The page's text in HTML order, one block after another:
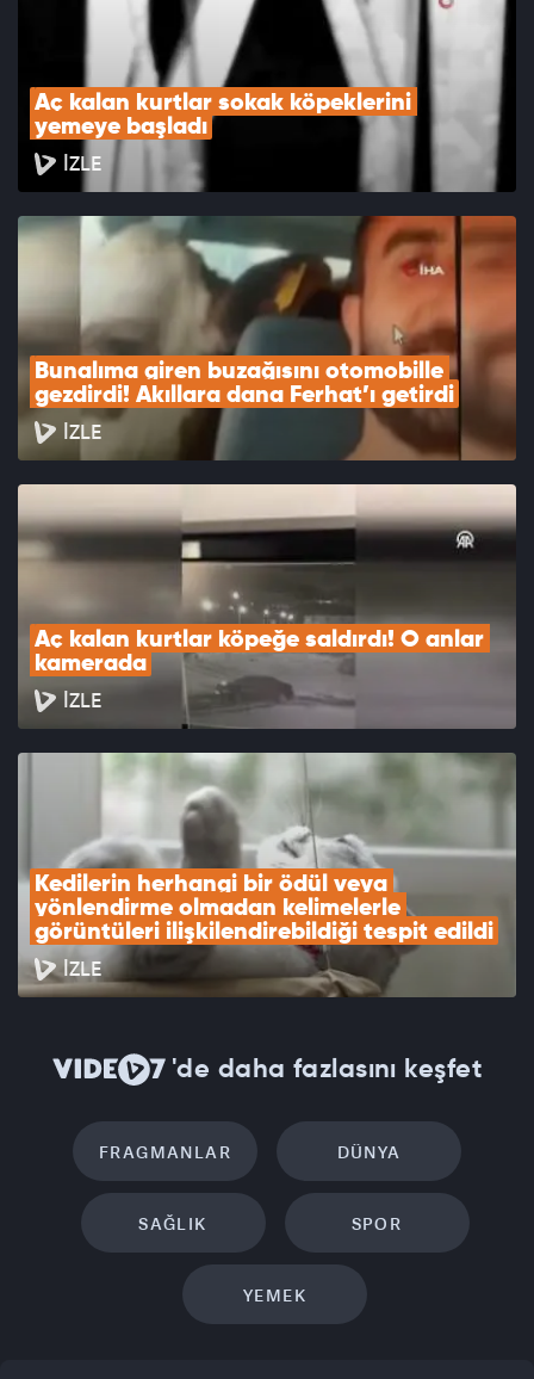
Aç kalan kurtlar sokak köpeklerini
yemeye başladı
İZLE
Bunalıma giren buzağısını otomobille
gezdirdi! Akıllara dana Ferhat’ı getirdi
İZLE
Aç kalan kurtlar köpeğe saldırdı! O anlar
kamerada
İZLE
Kedilerin herhangi bir ödül veya
yönlendirme olmadan kelimelerle
görüntüleri ilişkilendirebildiği tespit edildi
İZLE
'de daha fazlasını keşfet
FRAGMANLAR DÜNYA
SAĞLIK SPOR
YEMEK